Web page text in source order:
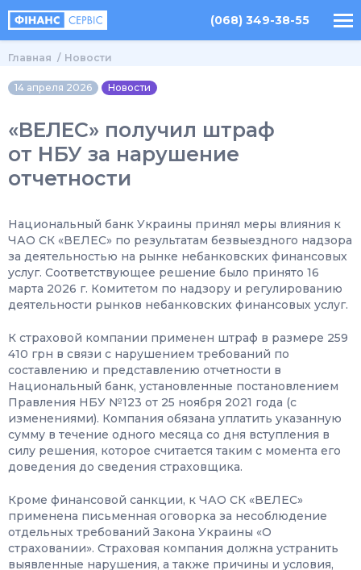
(068) 349-38-55
Главная Новости
14 апреля 2026 Новости
«ВЕЛЕС» получил штраф
от НБУ за нарушение
отчетности
Национальный банк Украины принял меры влияния к
ЧАО СК «ВЕЛЕС» по результатам безвыездного надзора
за деятельностью на рынке небанковских финансовых
услуг. Соответствующее решение было принято 16
марта 2026 г. Комитетом по надзору и регулированию
деятельности рынков небанковских финансовых услуг.
К страховой компании применен штраф в размере 259
410 грн в связи с нарушением требований по
составлению и представлению отчетности в
Национальный банк, установленные постановлением
Правления НБУ №123 от 25 ноября 2021 года (с
изменениями). Компания обязана уплатить указанную
сумму в течение одного месяца со дня вступления в
силу решения, которое считается таким с момента его
доведения до сведения страховщика.
Кроме финансовой санкции, к ЧАО СК «ВЕЛЕС»
применена письменная оговорка за несоблюдение
отдельных требований Закона Украины «О
страховании». Страховая компания должна устранить
выявленные нарушения, а также причины и условия,